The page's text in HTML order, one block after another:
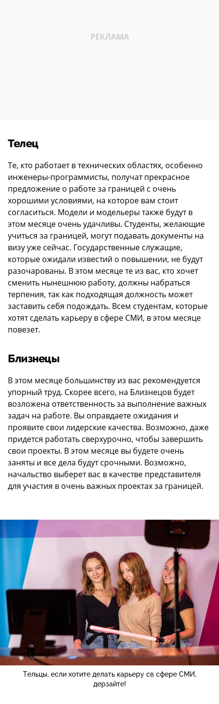
Телец
Те, кто работает в технических областях, особенно
инженеры-программисты, получат прекрасное
предложение о работе за границей с очень
хорошими условиями, на которое вам стоит
согласиться. Модели и модельеры также будут в
этом месяце очень удачливы. Студенты, желающие
учиться за границей, могут подавать документы на
визу уже сейчас. Государственные служащие,
которые ожидали известий о повышении, не будут
разочарованы. В этом месяце те из вас, кто хочет
сменить нынешнюю работу, должны набраться
терпения, так как подходящая должность может
заставить себя подождать. Всем студентам, которые
хотят сделать карьеру в сфере СМИ, в этом месяце
повезет.
Близнецы
В этом месяце большинству из вас рекомендуется
упорный труд. Скорее всего, на Близнецов будет
возложена ответственность за выполнение важных
задач на работе. Вы оправдаете ожидания и
проявите свои лидерские качества. Возможно, даже
придется работать сверхурочно, чтобы завершить
свои проекты. В этом месяце вы будете очень
заняты и все дела будут срочными. Возможно,
начальство выберет вас в качестве представителя
для участия в очень важных проектах за границей.
Тельцы, если хотите делать карьеру св сфере СМИ,
дерзайте!